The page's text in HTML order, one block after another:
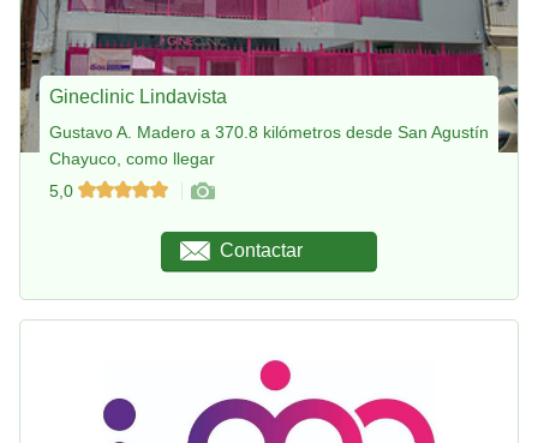
Gineclinic Lindavista
Gustavo A. Madero a 370.8 kilómetros desde San Agustín
Chayuco, como llegar
5,0
Contactar